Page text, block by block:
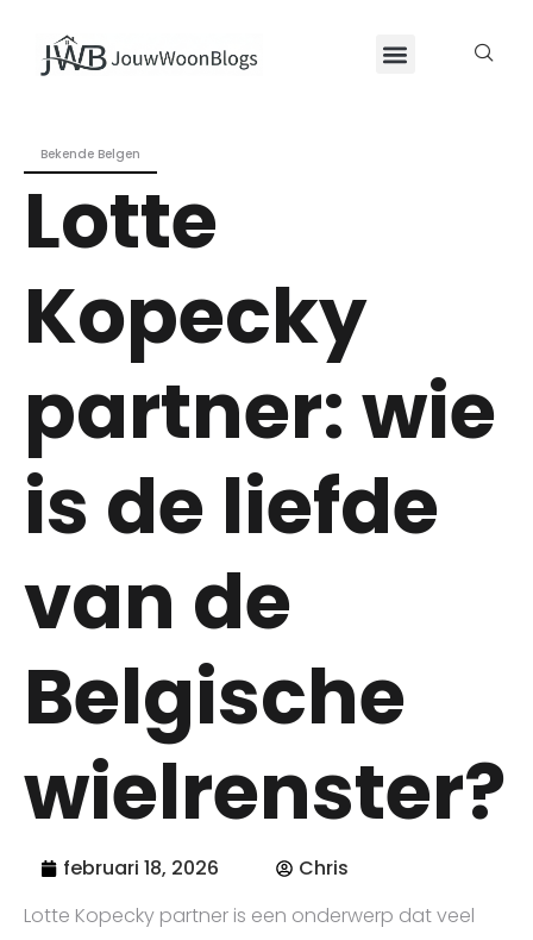
Bekende Belgen
Lotte
Kopecky
partner: wie
is de liefde
van de
Belgische
wielrenster?
februari 18, 2026
Chris
Lotte Kopecky partner is een onderwerp dat veel